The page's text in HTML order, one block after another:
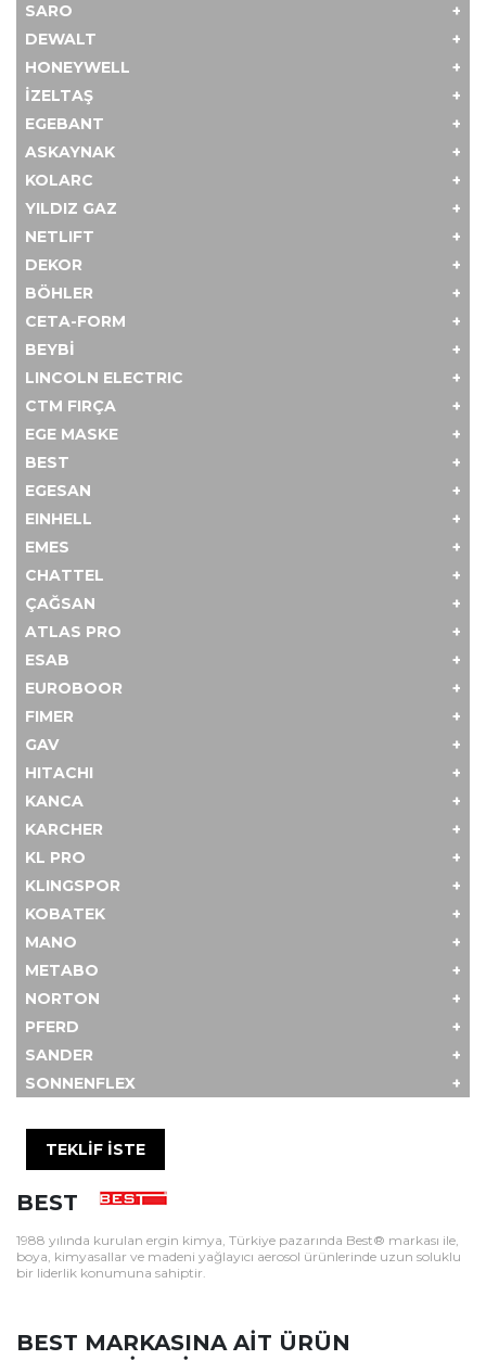
SARO
DEWALT
HONEYWELL
İZELTAŞ
EGEBANT
ASKAYNAK
KOLARC
YILDIZ GAZ
NETLIFT
DEKOR
BÖHLER
CETA-FORM
BEYBİ
LINCOLN ELECTRIC
CTM FIRÇA
EGE MASKE
BEST
EGESAN
EINHELL
EMES
CHATTEL
ÇAĞSAN
ATLAS PRO
ESAB
EUROBOOR
FIMER
GAV
HITACHI
KANCA
KARCHER
KL PRO
KLINGSPOR
KOBATEK
MANO
METABO
NORTON
PFERD
SANDER
SONNENFLEX
TEKLİF İSTE
BEST
1988 yılında kurulan ergin kimya, Türkiye pazarında Best® markası ile,
boya, kimyasallar ve madeni yağlayıcı aerosol ürünlerinde uzun soluklu
bir liderlik konumuna sahiptir.
BEST MARKASINA AİT ÜRÜN